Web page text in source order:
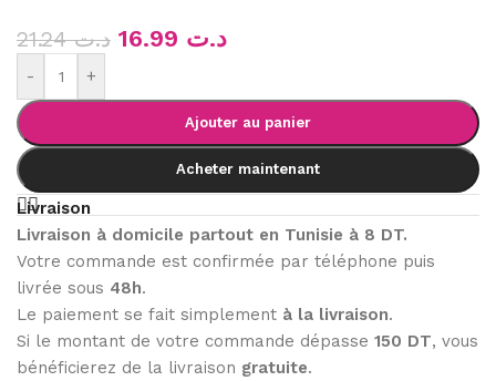
د.ت21.24 د.ت
- +
Ajouter au panier
Acheter maintenant
Livraison
Livraison à domicile partout en Tunisie à 8 DT.
Votre commande est confirmée par téléphone puis
livrée sous 48h.
Le paiement se fait simplement à la livraison.
Si le montant de votre commande dépasse 150 DT, vous
bénéficierez de la livraison gratuite.